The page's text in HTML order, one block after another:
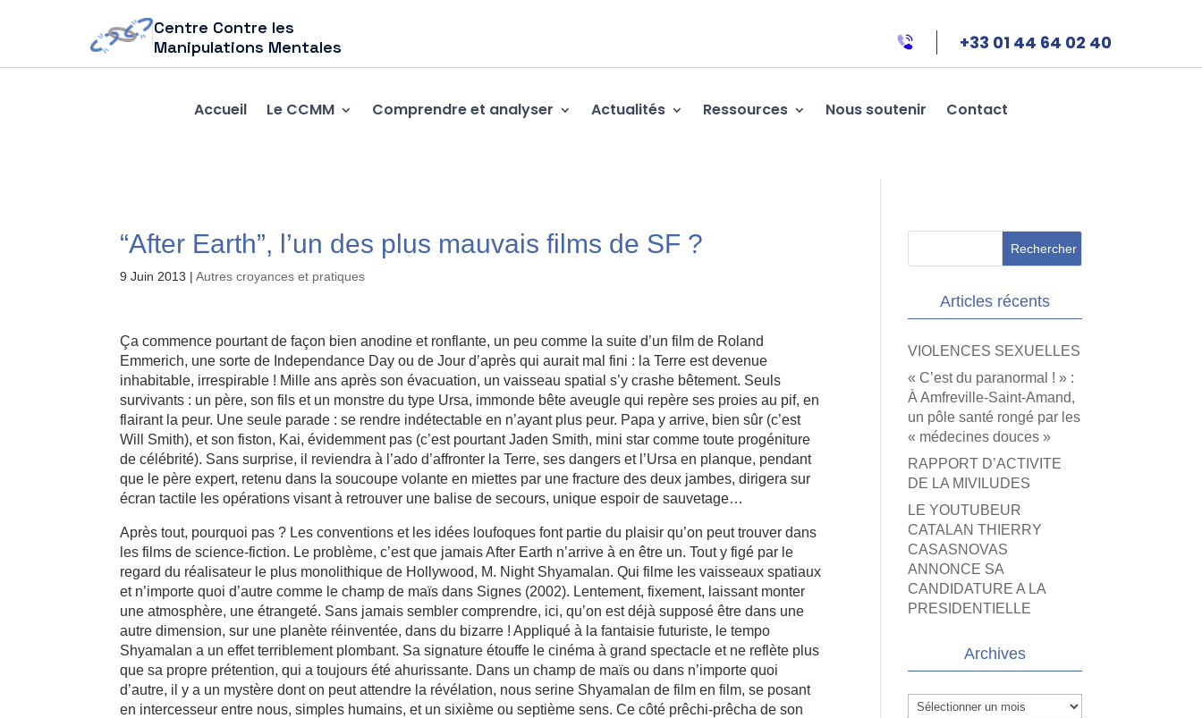
Centre Contre les
Manipulations Mentales
+33 01 44 64 02 40
Accueil Le CCMM Comprendre et analyser Actualités Ressources Nous soutenir Contact
“After Earth”, l’un des plus mauvais films de SF ?
9 Juin 2013 |Autres croyances et pratiques
Ça commence pourtant de façon bien anodine et ronflante, un peu comme la suite d’un film de Roland
Emmerich, une sorte de Independance Day ou de Jour d’après qui aurait mal fini : la Terre est devenue
inhabitable, irrespirable ! Mille ans après son évacuation, un vaisseau spatial s’y crashe bêtement. Seuls
survivants : un père, son fils et un monstre du type Ursa, immonde bête aveugle qui repère ses proies au pif, en
flairant la peur. Une seule parade : se rendre indétectable en n’ayant plus peur. Papa y arrive, bien sûr (c’est
Will Smith), et son fiston, Kai, évidemment pas (c’est pourtant Jaden Smith, mini star comme toute progéniture
de célébrité). Sans surprise, il reviendra à l’ado d’affronter la Terre, ses dangers et l’Ursa en planque, pendant
que le père expert, retenu dans la soucoupe volante en miettes par une fracture des deux jambes, dirigera sur
écran tactile les opérations visant à retrouver une balise de secours, unique espoir de sauvetage…
Après tout, pourquoi pas ? Les conventions et les idées loufoques font partie du plaisir qu’on peut trouver dans
les films de science-fiction. Le problème, c’est que jamais After Earth n’arrive à en être un. Tout y figé par le
regard du réalisateur le plus monolithique de Hollywood, M. Night Shyamalan. Qui filme les vaisseaux spatiaux
et n’importe quoi d’autre comme le champ de maïs dans Signes (2002). Lentement, fixement, laissant monter
une atmosphère, une étrangeté. Sans jamais sembler comprendre, ici, qu’on est déjà supposé être dans une
autre dimension, sur une planète réinventée, dans du bizarre ! Appliqué à la fantaisie futuriste, le tempo
Shyamalan a un effet terriblement plombant. Sa signature étouffe le cinéma à grand spectacle et ne reflète plus
que sa propre prétention, qui a toujours été ahurissante. Dans un champ de maïs ou dans n’importe quoi
d’autre, il y a un mystère dont on peut attendre la révélation, nous serine Shyamalan de film en film, se posant
en intercesseur entre nous, simples humains, et un sixième ou septième sens. Ce côté prêchi-prêcha de son
Articles récents
VIOLENCES SEXUELLES
« C’est du paranormal ! » :
À Amfreville-Saint-Amand,
un pôle santé rongé par les
« médecines douces »
RAPPORT D’ACTIVITE
DE LA MIVILUDES
LE YOUTUBEUR
CATALAN THIERRY
CASASNOVAS
ANNONCE SA
CANDIDATURE A LA
PRESIDENTIELLE
Archives
Archives